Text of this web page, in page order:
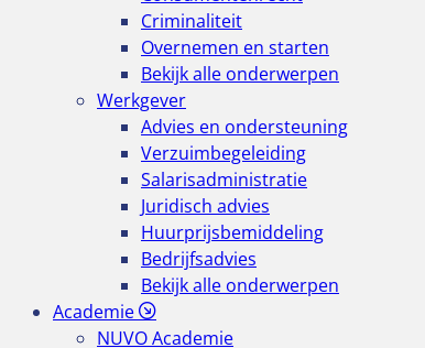
Criminaliteit
Overnemen en starten
Bekijk alle onderwerpen
Werkgever
Advies en ondersteuning
Verzuimbegeleiding
Salarisadministratie
Juridisch advies
Huurprijsbemiddeling
Bedrijfsadvies
Bekijk alle onderwerpen
Academie
NUVO Academie